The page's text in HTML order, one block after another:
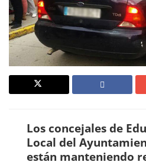
Los concejales de
Local del
están manteniendo